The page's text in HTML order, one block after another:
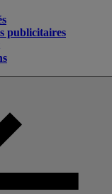
publicitaires